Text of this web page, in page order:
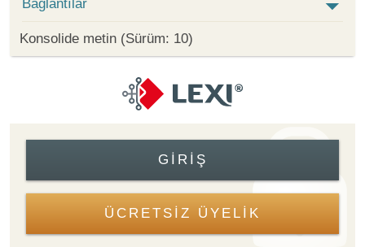
Bağlantılar
Konsolide metin (Sürüm: 10)
GIRIŞ
ÜCRETSİZ ÜYELİK